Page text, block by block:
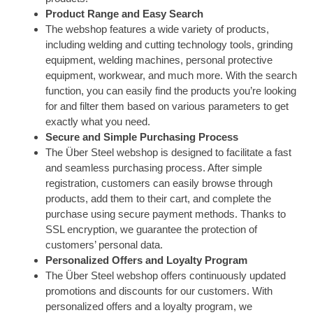
Product Range and Easy Search
The webshop features a wide variety of products,
including welding and cutting technology tools, grinding
equipment, welding machines, personal protective
equipment, workwear, and much more. With the search
function, you can easily find the products you’re looking
for and filter them based on various parameters to get
exactly what you need.
Secure and Simple Purchasing Process
The Über Steel webshop is designed to facilitate a fast
and seamless purchasing process. After simple
registration, customers can easily browse through
products, add them to their cart, and complete the
purchase using secure payment methods. Thanks to
SSL encryption, we guarantee the protection of
customers’ personal data.
Personalized Offers and Loyalty Program
The Über Steel webshop offers continuously updated
promotions and discounts for our customers. With
personalized offers and a loyalty program, we